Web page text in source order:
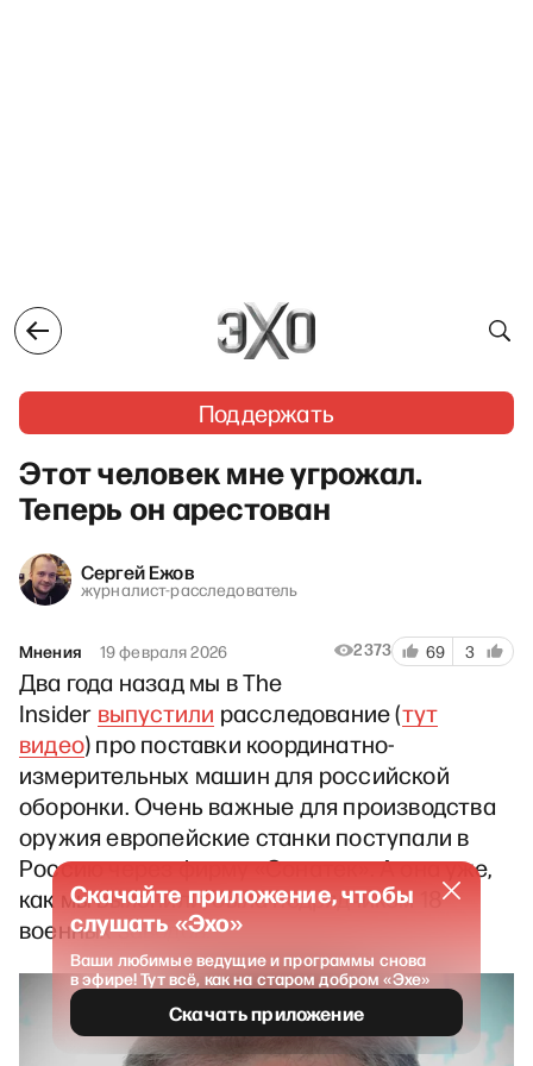
Поддержать
Этот человек мне угрожал.
Теперь он арестован
Сергей Ежов
журналист-расследователь
Мнения 19 февраля 2026 2373 69 3
Два года назад мы в The
Insider выпустили расследование (тут
видео) про поставки координатно-
измерительных машин для российской
оборонки. Очень важные для производства
оружия европейские станки поступали в
Россию через фирму «Сонатек». А она уже,
как мы выяснили, была подрядчиком 18
военных заводов.
Скачайте приложение, чтобы
слушать «Эхо»
Ваши любимые ведущие и программы снова
в эфире! Тут всё, как на старом добром «Эхе»
Скачать приложение